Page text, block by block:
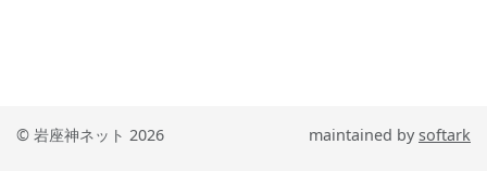
© 岩座神ネット 2026 maintained bysoftark